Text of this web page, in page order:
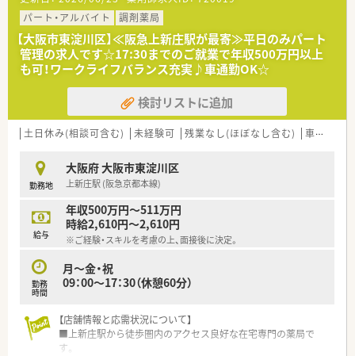
パート・アルバイト
調剤薬局
【大阪市東淀川区】≪阪急上新庄駅が最寄≫平日のみパート
管理の求人です☆17:30までのご就業で年収500万円以上
も可！ワークライフバランス充実♪車通勤OK☆
検討リストに追加
土日休み(相談可含む) 未経験可 残業なし(ほぼなし含む) 車通勤可
勤務地
大阪府 大阪市東淀川区
上新庄駅 (阪急京都本線)
給与
年収500万円～511万円
時給2,610円～2,610円
※ご経験・スキルを考慮の上、面接後に決定。
勤務
時間
月～金・祝
09：00～17：30（休憩60分）
【店舗情報と応需状況について】
■上新庄駅から徒歩圏内のアクセス良好な在宅専門の薬局で
す。